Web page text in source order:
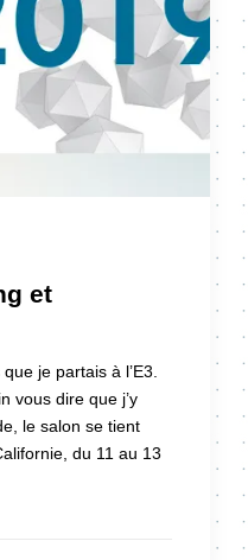
et
je partais à l’E3.
vous dire que j’y
le salon se tient
du 11 au 13